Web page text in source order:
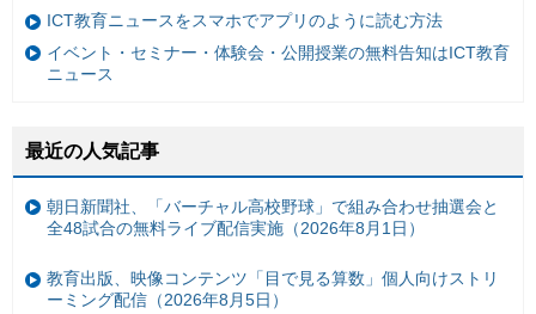
ICT教育ニュースをスマホでアプリのように読む方法
イベント・セミナー・体験会・公開授業の無料告知はICT教育
ニュース
最近の人気記事
朝日新聞社、「バーチャル高校野球」で組み合わせ抽選会と
全48試合の無料ライブ配信実施（2026年8月1日）
教育出版、映像コンテンツ「目で見る算数」個人向けストリ
ーミング配信（2026年8月5日）